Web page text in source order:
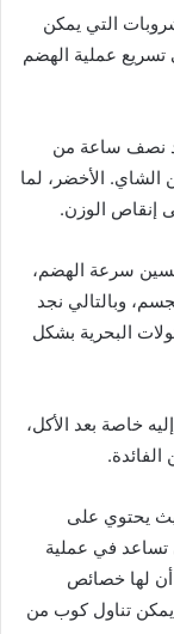
التي يمكن
تسريع عملية الهضم
نصف ساعة من
الأخضر، لما
إنقاص الوزن.
سرعة الهضم،
وبالتالي نجد
البحرية بشكل
خاصة بعد الأكل،
يحتوي على
تساعد في عملية
لها خصائص
تناول كوب من